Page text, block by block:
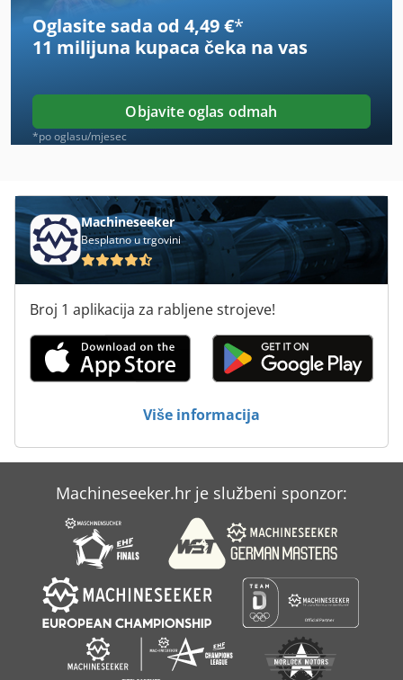
Holz Her Sprint 1315
Holz Her Sprint 1417
Horsch Joker 12 Rt
Horsch Joker 5 Ct
Horsch Terrano 5 Fm
Ht 8
Huvema Hu 550 Vario
Jcb 3 Dx
Knoll K-3
Scheppach Hm 2
Scheppach Prima Hm 1
Yanmar Ke 3
Oglasite sada od 4,49 €*
11 milijuna kupaca čeka na vas
Objavite oglas odmah
*po oglasu/mjesec
Machineseeker
Besplatno u trgovini
Broj 1 aplikacija za rabljene strojeve!
Više informacija
Machineseeker.hr je službeni sponzor: